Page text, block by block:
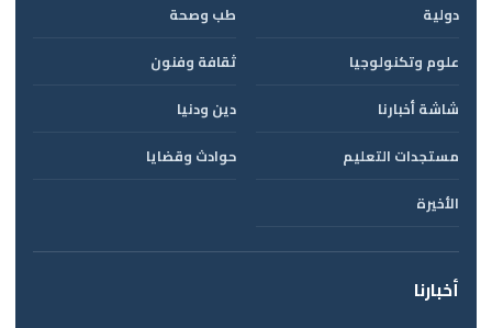
دولية
طب وصحة
علوم وتكنولوجيا
ثقافة وفنون
شاشة أخبارنا
دين ودنيا
مستجدات التعليم
حوادث وقضايا
الأخيرة
أخبارنا